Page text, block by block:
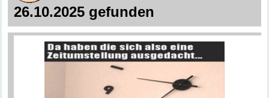
26.10.2025 gefunden